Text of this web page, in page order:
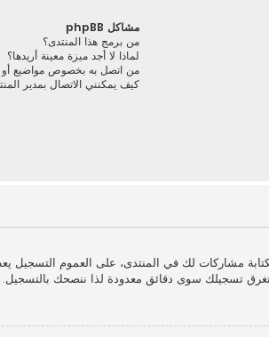
مشاكل phpBB
من برمج هذا المنتدى؟
لماذا لا أجد ميزة معينة أريدها؟
من اتصل به بخصوص مواضيع أو
كيف يمكنني الاتصال بمدير
مشاركات لك في المنتدى، على العموم
تسجيلك سوى دقائق معدودة لذا ننصحك بالتسجيل.